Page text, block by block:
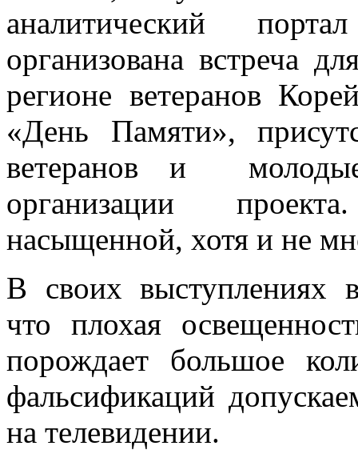
аналитический
организована встреча
регионе ветеранов
«День Памяти»,
ветеранов и
организации
насыщенной, хотя и не
В своих выступлениях
что плохая
порождает большое
фальсификаций
на телевидении.